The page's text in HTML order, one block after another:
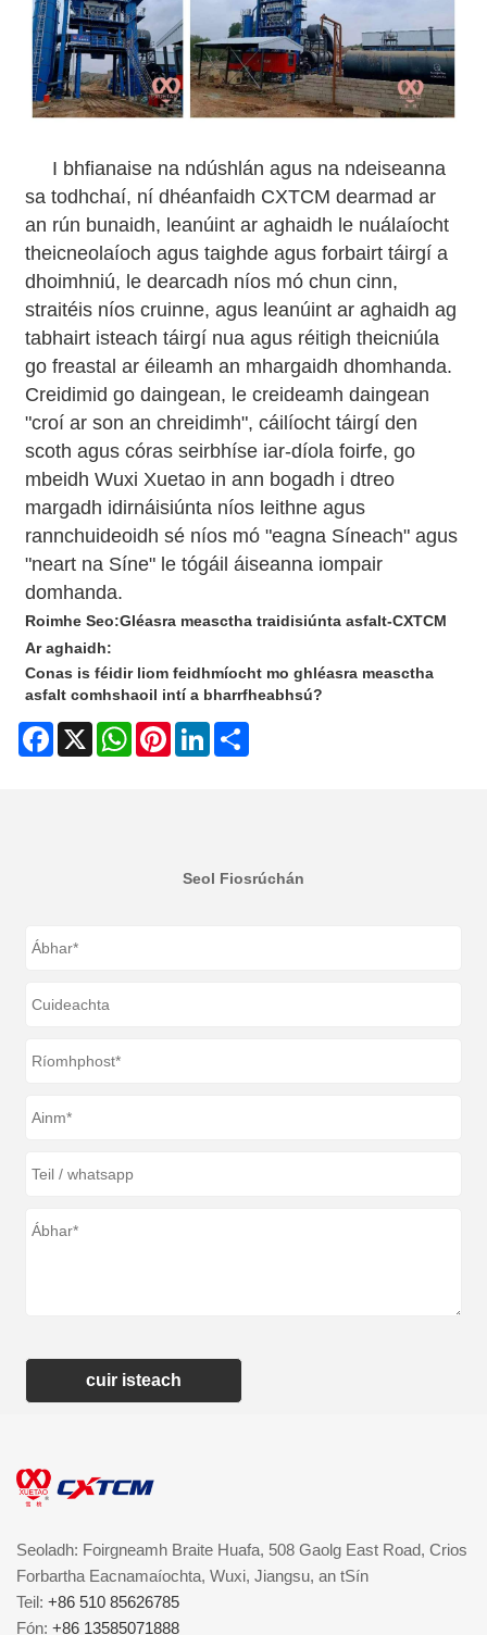
I bhfianaise na ndúshlán agus na ndeiseanna
sa todhchaí, ní dhéanfaidh CXTCM dearmad ar
an rún bunaidh, leanúint ar aghaidh le nuálaíocht
theicneolaíoch agus taighde agus forbairt táirgí a
dhoimhniú, le dearcadh níos mó chun cinn,
straitéis níos cruinne, agus leanúint ar aghaidh ag
tabhairt isteach táirgí nua agus réitigh theicniúla
go freastal ar éileamh an mhargaidh dhomhanda.
Creidimid go daingean, le creideamh daingean
"croí ar son an chreidimh", cáilíocht táirgí den
scoth agus córas seirbhíse iar-díola foirfe, go
mbeidh Wuxi Xuetao in ann bogadh i dtreo
margadh idirnáisiúnta níos leithne agus
rannchuideoidh sé níos mó "eagna Síneach" agus
"neart na Síne" le tógáil áiseanna iompair
domhanda.
Roimhe Seo:Gléasra measctha traidisiúnta asfalt-CXTCM
Ar aghaidh:
Conas is féidir liom feidhmíocht mo ghléasra measctha
asfalt comhshaoil ​​intí a bharrfheabhsú?
Facebook
X WhatsAppPinterestLinkedIn
Seol Fiosrúchán
cuir isteach
Seoladh: Foirgneamh Braite Huafa, 508 Gaolg East Road, Crios
Forbartha Eacnamaíochta, Wuxi, Jiangsu, an tSín
Teil: +86 510 85626785
Fón: +86 13585071888